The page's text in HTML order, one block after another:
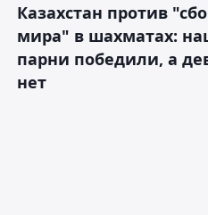
Казахстан против
мира" в шахматах:
парни победили, а
нет